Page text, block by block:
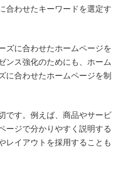
合わせたキーワードを選定す
ズに合わせたホームページを
ンス強化のためにも、ホーム
に合わせたホームページを制
です。例えば、商品やサービ
ージで分かりやすく説明する
レイアウトを採用することも